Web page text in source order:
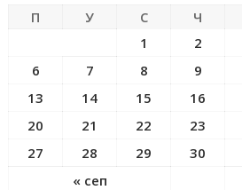
П У С Ч
« сеп
1 2
6
7 8 9
13
14 15 16
20
21 22 23
27
28 29 30